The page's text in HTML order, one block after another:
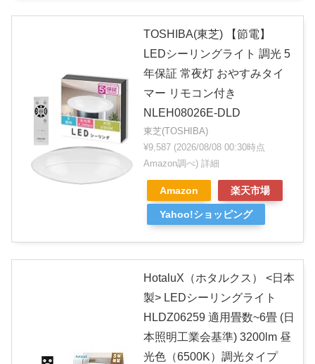
TOSHIBA(東芝) 【節電】
LEDシーリングライト 調光 5
年保証 常夜灯 おやすみタイ
マー リモコン付き
NLEH08026E-DLD
東芝(TOSHIBA)
¥9,587 (2026/08/08 00:30時点
Amazon調べ) 詳細
Amazon 楽天市場
Yahoo!ショッピング
HotaluX（ホタルクス） <日本
製> LEDシーリングライト
HLDZ06259 適用畳数~6畳 (日
本照明工業会基準) 3200lm 昼
光色（6500K）調光タイプ